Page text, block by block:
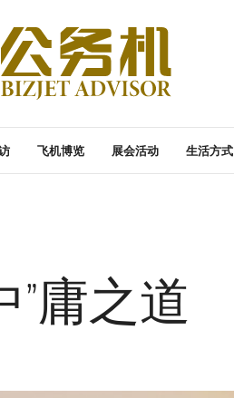
飞机博览 展会活动 生活方式
”庸之道